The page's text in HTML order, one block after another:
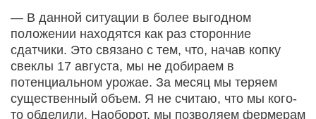
— В данной ситуации в более выгодном
положении находятся как раз сторонние
сдатчики. Это связано с тем, что, начав копку
свеклы 17 августа, мы не добираем в
потенциальном урожае. За месяц мы теряем
существенный объем. Я не считаю, что мы кого-
то обделили. Наоборот, мы позволяем фермерам